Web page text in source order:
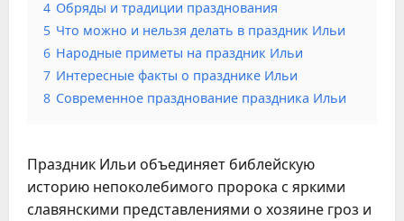
4 Обряды и традиции празднования
5 Что можно и нельзя делать в праздник Ильи
6 Народные приметы на праздник Ильи
7 Интересные факты о празднике Ильи
8 Современное празднование праздника Ильи
Праздник Ильи объединяет библейскую
историю непоколебимого пророка с яркими
славянскими представлениями о хозяине гроз и